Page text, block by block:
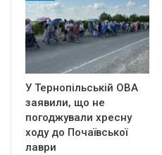
У Тернопільській ОВА
заявили, що не
погоджували хресну
ходу до Почаївської
лаври